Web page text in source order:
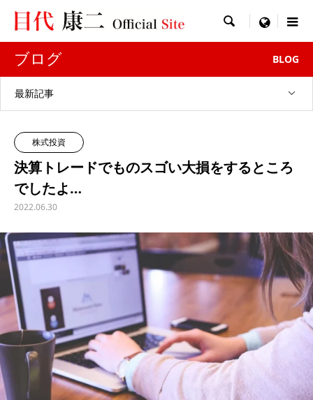
 menu
ブログ BLOG
最新記事
株式投資
決算トレードでものスゴい大損をするところ
でしたよ…
2022.06.30